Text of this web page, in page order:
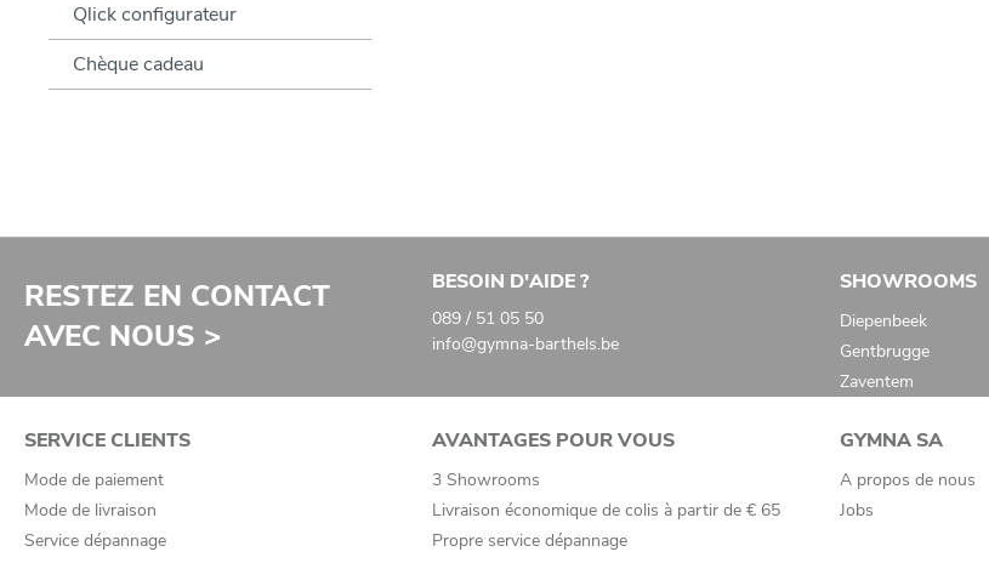
Qlick configurateur
Chèque cadeau
RESTEZ EN CONTACT
AVEC NOUS >
BESOIN D'AIDE ?
089 / 51 05 50
info@gymna-barthels.be
SHOWROOMS
Diepenbeek
Gentbrugge
Zaventem
SERVICE CLIENTS
Mode de paiement
Mode de livraison
Service dépannage
AVANTAGES POUR VOUS
3 Showrooms
Livraison économique de colis à partir de € 65
Propre service dépannage
GYMNA SA
A propos de nous
Jobs